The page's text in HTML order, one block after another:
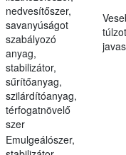
nedvesítőszer,
savanyúságot
szabályozó
anyag,
stabilizátor,
sűrítőanyag,
szilárdítóanyag,
térfogatnövelő
szer
Emulgeálószer,